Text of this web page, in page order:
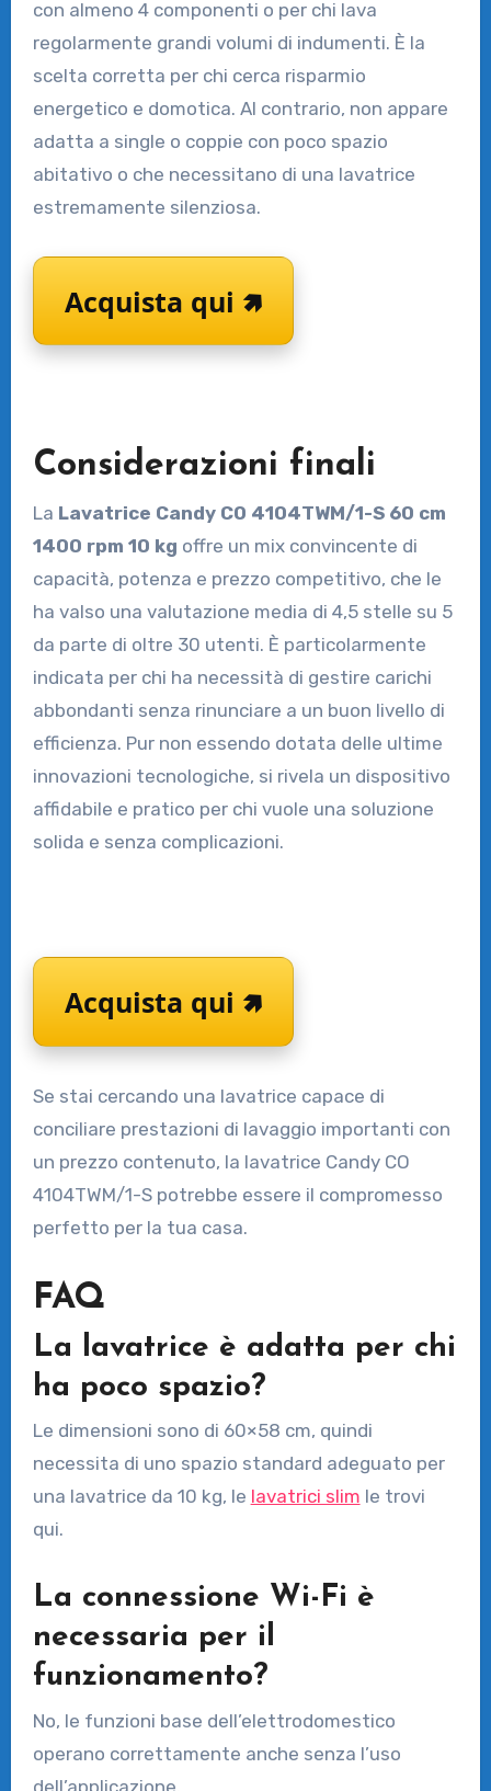
con almeno 4 componenti o per chi lava
regolarmente grandi volumi di indumenti. È la
scelta corretta per chi cerca risparmio
energetico e domotica. Al contrario, non appare
adatta a single o coppie con poco spazio
abitativo o che necessitano di una lavatrice
estremamente silenziosa.
Acquista qui 🢅
Considerazioni finali
La Lavatrice Candy CO 4104TWM/1-S 60 cm
1400 rpm 10 kg offre un mix convincente di
capacità, potenza e prezzo competitivo, che le
ha valso una valutazione media di 4,5 stelle su 5
da parte di oltre 30 utenti. È particolarmente
indicata per chi ha necessità di gestire carichi
abbondanti senza rinunciare a un buon livello di
efficienza. Pur non essendo dotata delle ultime
innovazioni tecnologiche, si rivela un dispositivo
affidabile e pratico per chi vuole una soluzione
solida e senza complicazioni.
Acquista qui 🢅
Se stai cercando una lavatrice capace di
conciliare prestazioni di lavaggio importanti con
un prezzo contenuto, la lavatrice Candy CO
4104TWM/1-S potrebbe essere il compromesso
perfetto per la tua casa.
FAQ
La lavatrice è adatta per chi
ha poco spazio?
Le dimensioni sono di 60×58 cm, quindi
necessita di uno spazio standard adeguato per
una lavatrice da 10 kg, le lavatrici slim le trovi
qui.
La connessione Wi-Fi è
necessaria per il
funzionamento?
No, le funzioni base dell’elettrodomestico
operano correttamente anche senza l’uso
dell’applicazione.